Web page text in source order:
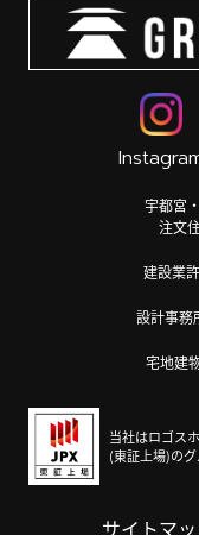
宇都宮
注文
建設業
設計事務
宅地建
当社はロゴス
(東証上場)の
サイトマ